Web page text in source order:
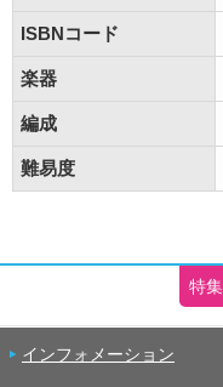
ISBNコード
楽器
編成
難易度
特
インフォメーション